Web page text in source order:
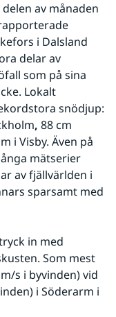
av månaden
i Dalsland
delar av
som på sina
Lokalt
snödjup:
, 88 cm
i Visby. Även på
mätserier
av fjällvärlden i
sparsamt med
in med
Som mest
s i byvinden) vid
i Söderarm i